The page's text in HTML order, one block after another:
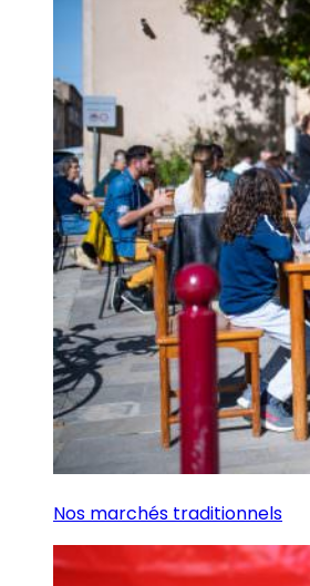
Nos marchés traditionnels